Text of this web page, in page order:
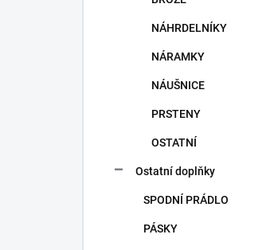
NÁHRDELNÍKY
NÁRAMKY
NÁUŠNICE
PRSTENY
OSTATNÍ
Ostatní doplňky
SPODNÍ PRÁDLO
PÁSKY